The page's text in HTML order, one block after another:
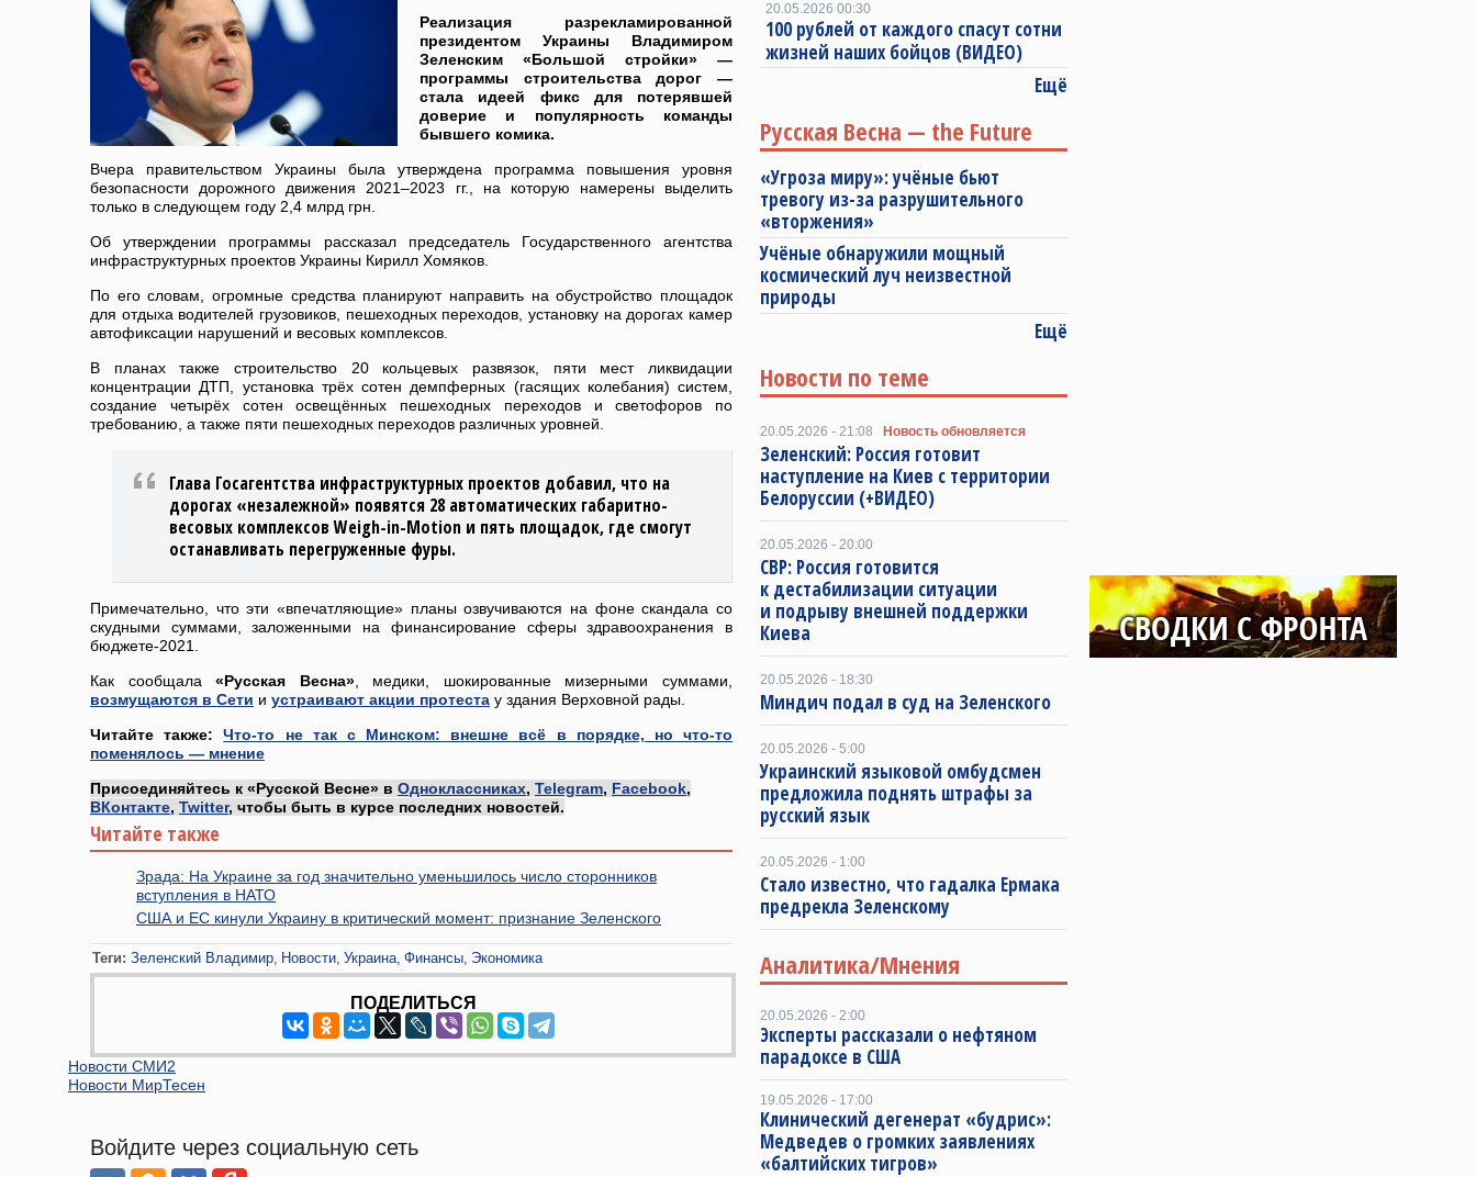
Реализация разрекламированной
президентом Украины Владимиром
Зеленским «Большой стройки» —
программы строительства дорог —
стала идеей фикс для потерявшей
доверие и популярность команды
бывшего комика.
Вчера правительством Украины была утверждена программа повышения уровня
безопасности дорожного движения 2021–2023 гг., на которую намерены выделить
только в следующем году 2,4 млрд грн.
Об утверждении программы рассказал председатель Государственного агентства
инфраструктурных проектов Украины Кирилл Хомяков.
По его словам, огромные средства планируют направить на обустройство площадок
для отдыха водителей грузовиков, пешеходных переходов, установку на дорогах камер
автофиксации нарушений и весовых комплексов.
В планах также строительство 20 кольцевых развязок, пяти мест ликвидации
концентрации ДТП, установка трёх сотен демпферных (гасящих колебания) систем,
создание четырёх сотен освещённых пешеходных переходов и светофоров по
требованию, а также пяти пешеходных переходов различных уровней.
Глава Госагентства инфраструктурных проектов добавил, что на
дорогах «незалежной» появятся 28 автоматических габаритно-
весовых комплексов Weigh-in-Motion и пять площадок, где смогут
останавливать перегруженные фуры.
Примечательно, что эти «впечатляющие» планы озвучиваются на фоне скандала со
скудными суммами, заложенными на финансирование сферы здравоохранения в
бюджете-2021.
Как сообщала«Русская Весна», медики, шокированные мизерными суммами,
возмущаются в Сети и устраивают акции протеста у здания Верховной рады.
Читайте также:Что-то не так с Минском: внешне всё в порядке, но что-то
поменялось — мнение
Присоединяйтесь к «Русской Весне» в Одноклассниках, Telegram, Facebook,
ВКонтакте, Twitter, чтобы быть в курсе последних новостей.
Читайте также
Зрада: На Украине за год значительно уменьшилось число сторонников
вступления в НАТО
США и ЕС кинули Украину в критический момент: признание Зеленского
Теги: Зеленский Владимир Новости Украина Финансы Экономика
ПОДЕЛИТЬСЯ
Новости СМИ2
Новости МирТесен
Войдите через социальную сеть
20.05.2026 00:30
100 рублей от каждого спасут сотни
жизней наших бойцов (ВИДЕО)
Ещё
Русская Весна — the Future
«Угроза миру»: учёные бьют
тревогу из-за разрушительного
«вторжения»
Учёные обнаружили мощный
космический луч неизвестной
природы
Ещё
Новости по теме
20.05.2026 - 21:08 Новость обновляется
Зеленский: Россия готовит
наступление на Киев с территории
Белоруссии (+ВИДЕО)
20.05.2026 - 20:00
СВР: Россия готовится
к дестабилизации ситуации
и подрыву внешней поддержки
Киева
20.05.2026 - 18:30
Миндич подал в суд на Зеленского
20.05.2026 - 5:00
Украинский языковой омбудсмен
предложила поднять штрафы за
русский язык
20.05.2026 - 1:00
Стало известно, что гадалка Ермака
предрекла Зеленскому
Аналитика/Мнения
20.05.2026 - 2:00
Эксперты рассказали о нефтяном
парадоксе в США
19.05.2026 - 17:00
Клинический дегенерат «будрис»:
Медведев о громких заявлениях
«балтийских тигров»